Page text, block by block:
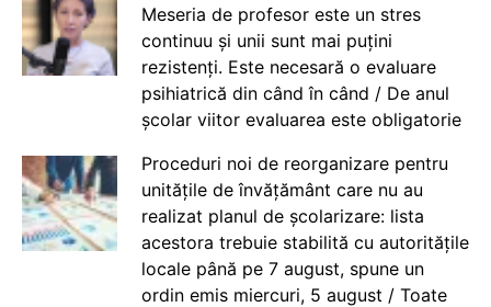
Meseria de profesor este un stres
continuu și unii sunt mai puțini
rezistenți. Este necesară o evaluare
psihiatrică din când în când / De anul
școlar viitor evaluarea este obligatorie
Proceduri noi de reorganizare pentru
unitățile de învățământ care nu au
realizat planul de școlarizare: lista
acestora trebuie stabilită cu autoritățile
locale până pe 7 august, spune un
ordin emis miercuri, 5 august / Toate